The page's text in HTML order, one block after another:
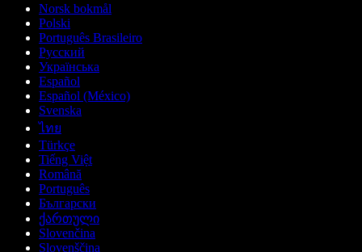
Norsk bokmål
Polski
Português Brasileiro
Русский
Українська
Español
Español (México)
Svenska
ไทย
Türkçe
Tiếng Việt
Română
Português
Български
ქართული
Slovenčina
Slovenščina